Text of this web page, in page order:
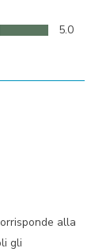
5.0
alla
gli